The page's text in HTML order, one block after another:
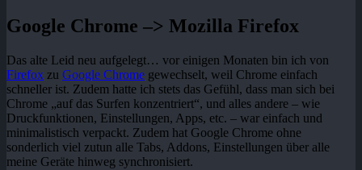
Google Chrome –> Mozilla Firefox
Das alte Leid neu aufgelegt… vor einigen Monaten bin ich von
Firefox zu Google Chrome gewechselt, weil Chrome einfach
schneller ist. Zudem hatte ich stets das Gefühl, dass man sich bei
Chrome „auf das Surfen konzentriert“, und alles andere – wie
Druckfunktionen, Einstellungen, Apps, etc. – war einfach und
minimalistisch verpackt. Zudem hat Google Chrome ohne
sonderlich viel zutun alle Tabs, Addons, Einstellungen über alle
meine Geräte hinweg synchronisiert.